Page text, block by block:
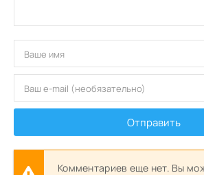
Отправить
Комментариев еще нет. Вы